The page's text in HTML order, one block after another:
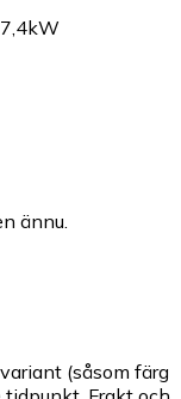
ännu.
(såsom färg